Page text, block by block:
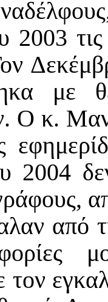
2003
με
Ο κ.
2004
από
τον